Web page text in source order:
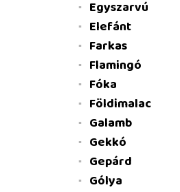
Egyszarvú
Elefánt
Farkas
Flamingó
Fóka
Földimalac
Galamb
Gekkó
Gepárd
Gólya